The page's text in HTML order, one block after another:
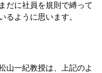
だに社員を規則で縛って
るように思います。
山一紀教授は、上記のよ